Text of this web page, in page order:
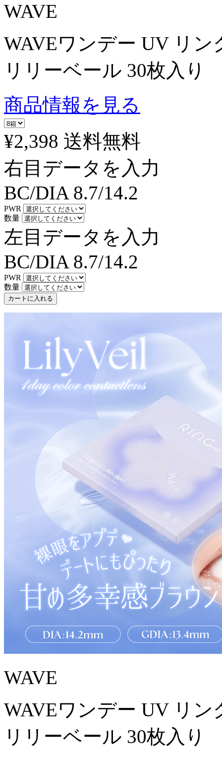
WAVE
WAVEワンデー UV リ
リリーベール 30枚入り
商品情報を見る
¥2,398 送料無料
右目データを入力
BC/DIA 8.7/14.2
PWR
数量
左目データを入力
BC/DIA 8.7/14.2
PWR
数量
カートに入れる
WAVE
WAVEワンデー UV リ
リリーベール 30枚入り